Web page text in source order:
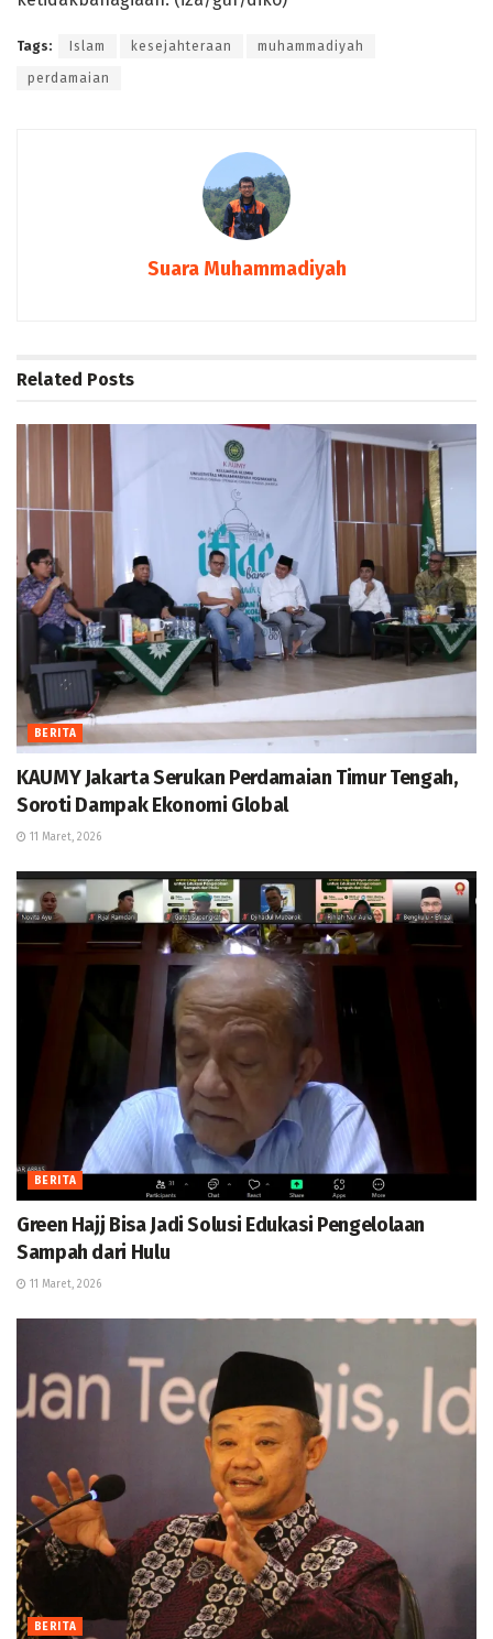
Tags: Islam kesejahteraan muhammadiyah
perdamaian
Suara Muhammadiyah
Related Posts
BERITA
KAUMY Jakarta Serukan Perdamaian Timur Tengah,
Soroti Dampak Ekonomi Global
11 Maret, 2026
BERITA
Green Hajj Bisa Jadi Solusi Edukasi Pengelolaan
Sampah dari Hulu
11 Maret, 2026
BERITA